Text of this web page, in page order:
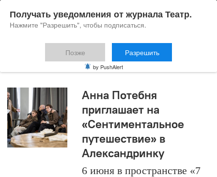
Анна Потебня
Анна Потебня
приглашает на
«Сентиментальное
путешествие» в
Александринку
6 июня в пространстве «7
Получать уведомления от журнала Театр.
Нажмите "Разрешить", чтобы подписаться.
Позже Разрешить
by PushAlert